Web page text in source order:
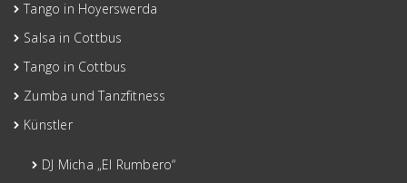
Tango in Hoyerswerda
Salsa in Cottbus
Tango in Cottbus
Zumba und Tanzfitness
Künstler
DJ Micha „El Rumbero“